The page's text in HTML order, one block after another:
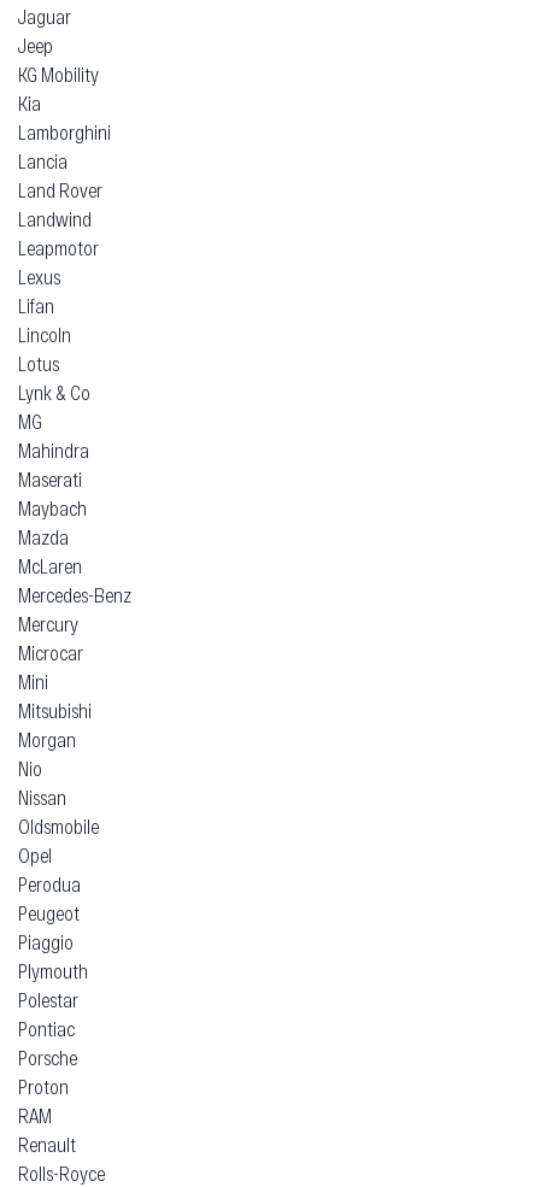
Jaguar
Jeep
KG Mobility
Kia
Lamborghini
Lancia
Land Rover
Landwind
Leapmotor
Lexus
Lifan
Lincoln
Lotus
Lynk & Co
MG
Mahindra
Maserati
Maybach
Mazda
McLaren
Mercedes-Benz
Mercury
Microcar
Mini
Mitsubishi
Morgan
Nio
Nissan
Oldsmobile
Opel
Perodua
Peugeot
Piaggio
Plymouth
Polestar
Pontiac
Porsche
Proton
RAM
Renault
Rolls-Royce